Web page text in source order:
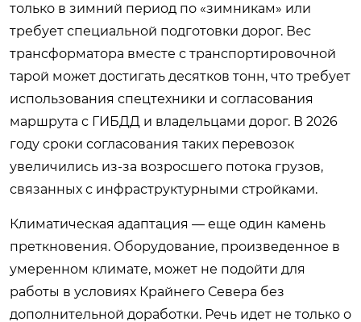
только в зимний период по «зимникам» или
требует специальной подготовки дорог. Вес
трансформатора вместе с транспортировочной
тарой может достигать десятков тонн, что требует
использования спецтехники и согласования
маршрута с ГИБДД и владельцами дорог. В 2026
году сроки согласования таких перевозок
увеличились из-за возросшего потока грузов,
связанных с инфраструктурными стройками.
Климатическая адаптация — еще один камень
преткновения. Оборудование, произведенное в
умеренном климате, может не подойти для
работы в условиях Крайнего Севера без
дополнительной доработки. Речь идет не только о